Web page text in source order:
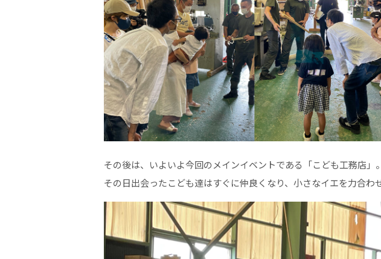
その後は、いよいよ今回のメインイベントである「こども工務店」。
その日出会ったこども達はすぐに仲良くなり、小さなイエを力合わ